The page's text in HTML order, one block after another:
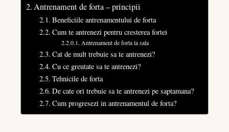
Antrenament de forta – principii
Beneficiile antrenamentului de forta
Cum te antrenezi pentru cresterea fortei
Antrenament de forta la sala
Cat de mult trebuie sa te antrenezi?
Cu ce greutate sa te antrenezi?
Tehnicile de forta
De cate ori trebuie sa te antrenezi pe saptamana?
Cum progresezi in antrenamentul de forta?